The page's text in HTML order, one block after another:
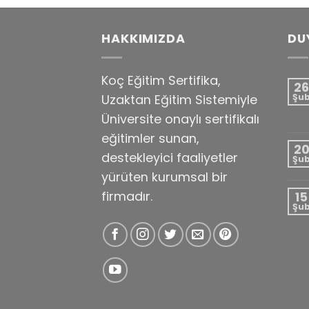
HAKKIMIZDA
Koç Eğitim Sertifika,
Uzaktan Eğitim Sistemiyle
Üniversite onaylı sertifikalı
eğitimler sunan,
destekleyici faaliyetler
yürüten kurumsal bir
firmadır.
26
Şub
20
Şub
15
Şub